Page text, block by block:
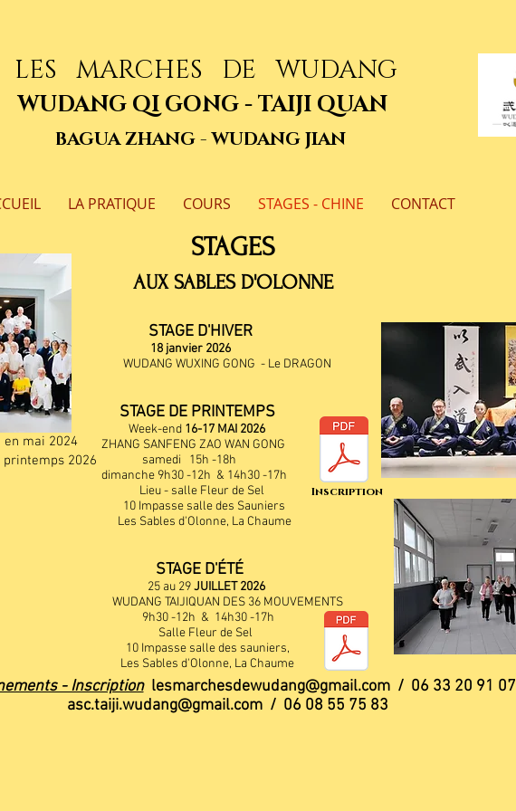
LES MARCHES DE WUDANG
WUDANG QI GONG - TAIJI QUAN
BAGUA ZHANG - WUDANG JIAN
LA PRATIQUE COURS STAGES - CHINE CONTACT
STAGES
AUX SABLES D'OLONNE
STAGE D'HIVER
18 janvier 2026
WUDANG WUXING GONG - Le DRAGON
STAGE DE PRINTEMPS
Week-end 16-17 MAI 2026
ZHANG SANFENG ZAO WAN GONG
samedi 15h -18h
dimanche 9h30 -12h & 14h30 -17h
Lieu - salle Fleur de Sel
10 Impasse salle des Sauniers
Les Sables d'Olonne, La Chaume
STAGE D'ÉTÉ
25 au 29JUILLET 2026
WUDANG TAIJIQUAN DES 36 MOUVEMENTS
9h30 -12h & 14h30 -17h
Salle Fleur de Sel
10 Impasse salle des sauniers,
Les Sables d'Olonne, La Chaume
mai 2024
2026
- Inscription lesmarchesdewudang@gmail.com/ 06 33 20 91 07
asc.taiji.wudang@gmail.com / 06 08 55 75 83
Inscription